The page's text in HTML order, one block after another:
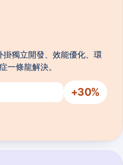
獨立開發、效能優化、環
一條龍解決。
+30%